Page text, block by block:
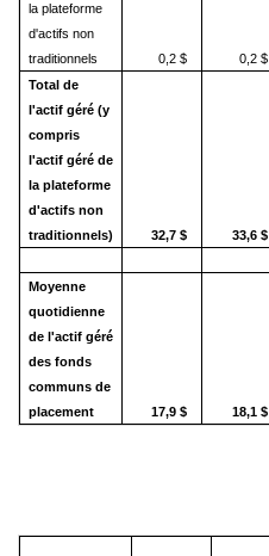
la plateforme
d'actifs non
traditionnels
0,2 $ 0,2 $
Total de
l'actif géré (y
compris
l'actif géré de
la plateforme
d'actifs non
traditionnels) 32,7 $ 33,6 $
Moyenne
quotidienne
de l'actif géré
des fonds
communs de
placement
17,9 $ 18,1 $